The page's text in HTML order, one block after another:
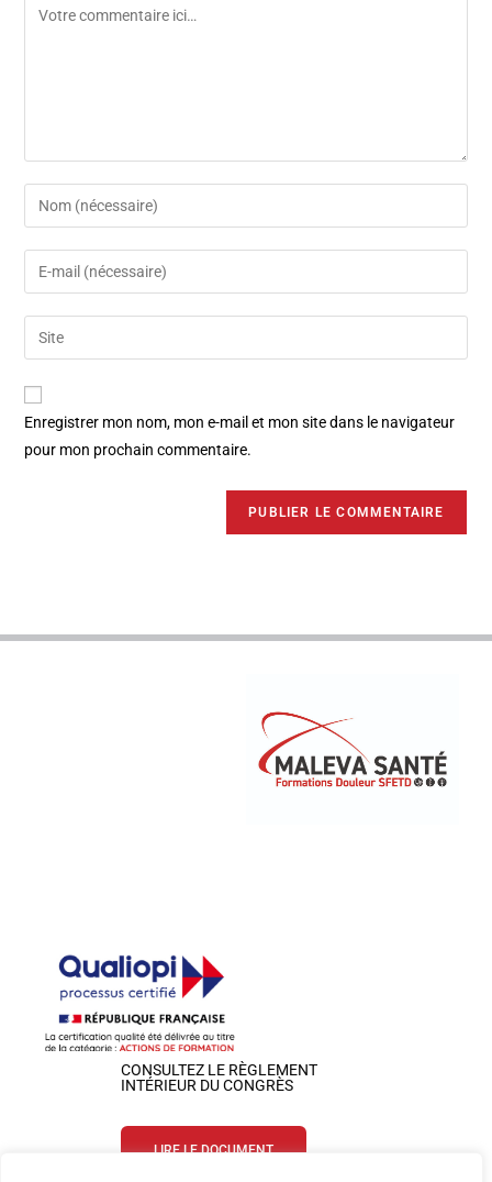
Enregistrer mon nom, mon e-mail et mon site dans le navigateur
pour mon prochain commentaire.
CONSULTEZ LE RÈGLEMENT
INTÉRIEUR DU CONGRÈS
LIRE LE DOCUMENT